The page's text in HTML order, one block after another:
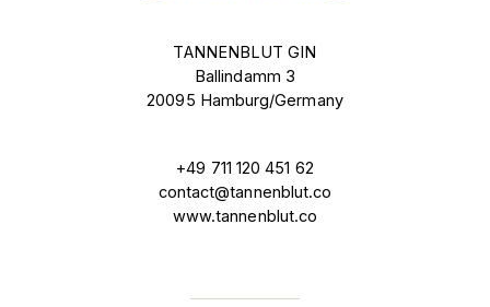
TANNENBLUT GIN
Ballindamm 3
20095 Hamburg/Germany
+49 711 120 451 62
contact@tannenblut.co
www.tannenblut.co